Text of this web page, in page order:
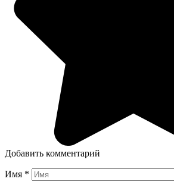
Добавить комментарий
Имя *